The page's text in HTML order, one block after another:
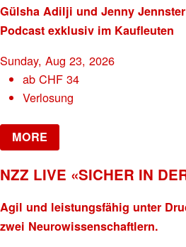
Gülsha Adilji und Jenny
Podcast exklusiv im Kaufleuten
Sunday, Aug 23, 2026
abCHF 34
Verlosung
MORE
NZZ LIVE «SICHER IN
Agil und leistungsfähig unter
zwei Neurowissenschaftlern.